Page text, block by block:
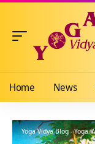
Home News
Yoga Vidya Blog -